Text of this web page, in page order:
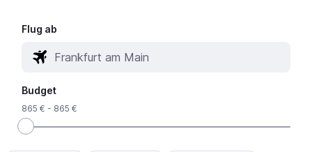
Flug ab
Budget
865 € - 865 €